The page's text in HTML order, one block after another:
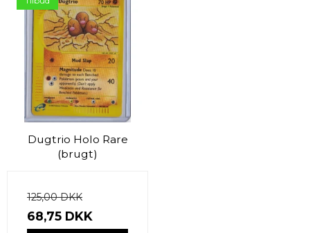
Dugtrio Holo Rare
(brugt)
125,00 DKK
68,75 DKK